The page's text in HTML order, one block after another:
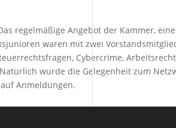
regelmäßige Angebot der Kammer,
waren mit zwei
Cybercrime,
wurde die Gelegenheit zum
Anmeldungen.